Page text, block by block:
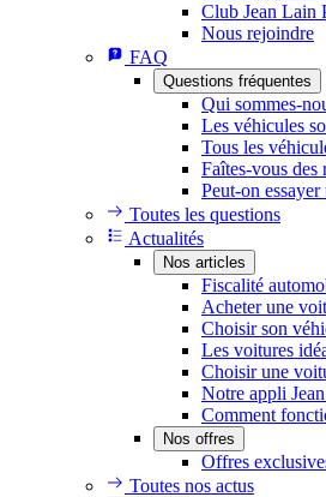
Club Jean Lain
Nous rejoindre
FAQ
Questions fréquentes
Qui sommes-
Les véhicules
Tous les
Faîtes-vous des
Peut-on
Toutes les questions
Actualités
Nos articles
Fiscalité
Acheter une
Choisir son
Les voitures
Choisir une
Notre appli
Comment
Nos offres
Offres
Toutes nos actus